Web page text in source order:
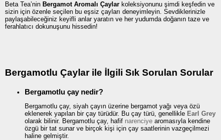
Beta Tea’nin Bergamot Aromalı Çaylar koleksiyonunu şimdi keşfedin ve
sizin için özenle seçilen bu eşsiz çayları deneyimleyin. Sevdiklerinizle
paylaşabileceğiniz keyifli anlar yaratın ve her yudumda doğanın taze ve
ferahlatıcı dokunuşunu hissedin!
Bergamotlu Çaylar ile İlgili Sık Sorulan Sorular
Bergamotlu çay nedir?
Bergamotlu çay, siyah çayın üzerine bergamot yağı veya özü
eklenerek yapılan bir çay türüdür. Bu çay türü, genellikle Earl Grey
olarak bilinir. Bergamotlu çay, hafif narenciye aromasıyla kendine
özgü bir tat sunar ve birçok kişi için çay saatlerinin vazgeçilmezi
haline gelmiştir.